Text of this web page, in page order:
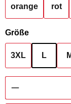
orange rot
Größeauswählen
3XL L
Produkt